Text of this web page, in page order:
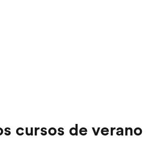
cursos de verano